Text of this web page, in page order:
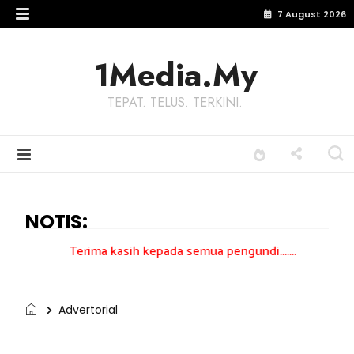
7 August 2026
1Media.My
TEPAT. TELUS. TERKINI.
NOTIS:
kasih kepada semua pengundi.......
Advertorial